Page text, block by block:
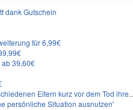
dank Gutschein
für 6,99€
ab 39,60€
Eltern kurz vor dem Tod ihrer Mutter
persönliche Situation ausnutzen'